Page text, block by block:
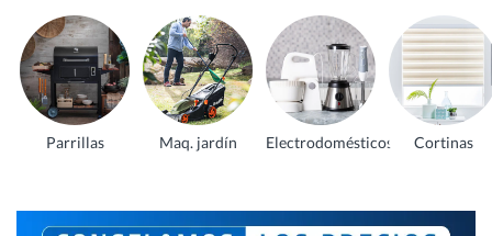
Parrillas Maq. jardín Electrodomésticos Cortinas